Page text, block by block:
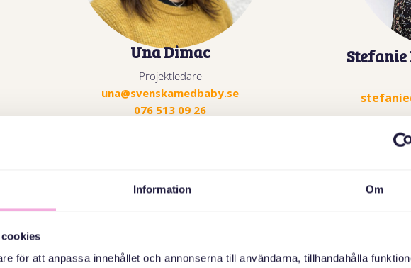
Information Om
för att anpassa innehållet och annonserna till användarna, tillhandahålla
Una Dimac
Projektledare
una@svenskamedbaby.se
076 513 09 26
Stefanie
Kommunikation